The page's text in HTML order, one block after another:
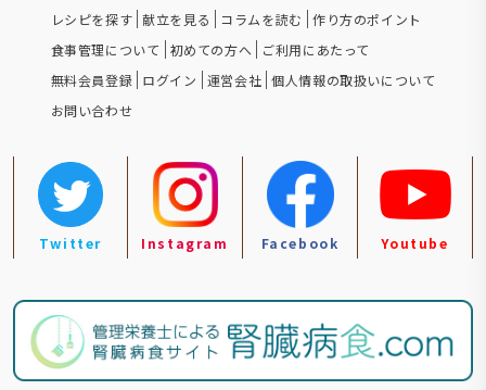
レシピを探す 献立を見る コラムを読む
作り方のポイント
食事管理について
初めての方へ
ご利用にあたって
無料会員登録 ログイン 運営会社 個人情報の取扱いについて
お問い合わせ
Twitter Instagram Facebook Youtube